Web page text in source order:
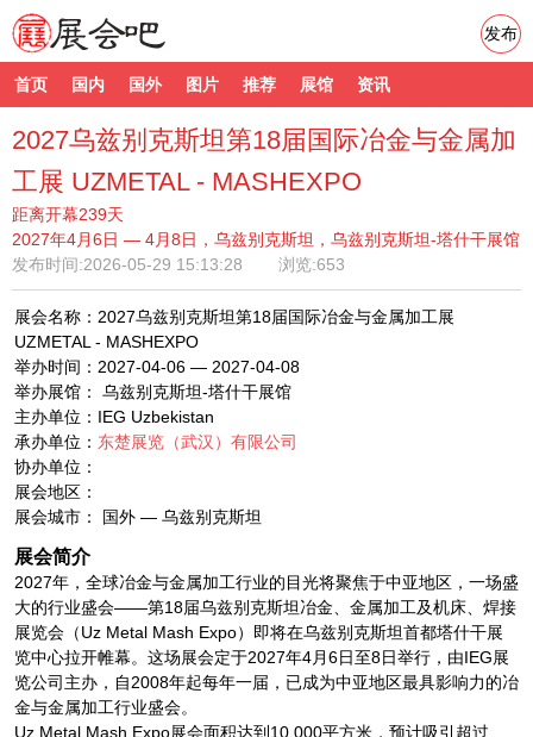
首页 国内 国外 图片 推荐 展馆 资讯
发布
2027乌兹别克斯坦第18届国际冶金与金属加
工展 UZMETAL - MASHEXPO
距离开幕239天
2027年4月6日 — 4月8日，乌兹别克斯坦，乌兹别克斯坦-塔什干展馆
发布时间:2026-05-29 15:13:28 浏览:653
展会名称：2027乌兹别克斯坦第18届国际冶金与金属加工展
UZMETAL - MASHEXPO
举办时间：2027-04-06 — 2027-04-08
举办展馆： 乌兹别克斯坦-塔什干展馆
主办单位：IEG Uzbekistan
承办单位： 东楚展览（武汉）有限公司
协办单位：
展会地区：
展会城市： 国外 — 乌兹别克斯坦
展会简介
2027年，全球冶金与金属加工行业的目光将聚焦于中亚地区，一场盛
大的行业盛会——第18届乌兹别克斯坦冶金、金属加工及机床、焊接
展览会（Uz Metal Mash Expo）即将在乌兹别克斯坦首都塔什干展
览中心拉开帷幕。这场展会定于2027年4月6日至8日举行，由IEG展
览公司主办，自2008年起每年一届，已成为中亚地区最具影响力的冶
金与金属加工行业盛会。
Uz Metal Mash Expo展会面积达到10,000平方米，预计吸引超过